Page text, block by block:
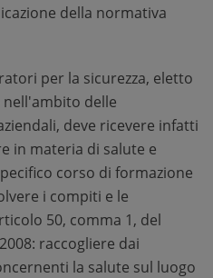
della normativa
per la sicurezza, eletto
delle
deve ricevere infatti
in materia di salute e
corso di formazione
i compiti e le
50, comma 1, del
raccogliere dai
la salute sul luogo